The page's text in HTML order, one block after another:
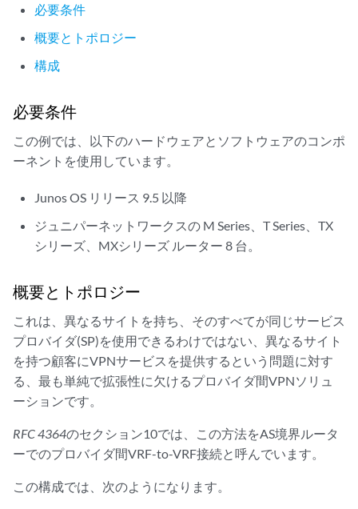
必要条件
概要とトポロジー
構成
必要条件
この例では、以下のハードウェアとソフトウェアのコンポ
ーネントを使用しています。
Junos OS リリース 9.5 以降
ジュニパーネットワークスの M Series、T Series、TX
シリーズ、MXシリーズ ルーター 8 台。
概要とトポロジー
これは、異なるサイトを持ち、そのすべてが同じサービス
プロバイダ(SP)を使用できるわけではない、異なるサイト
を持つ顧客にVPNサービスを提供するという問題に対す
る、最も単純で拡張性に欠けるプロバイダ間VPNソリュ
ーションです。
RFC 4364のセクション10では、この方法をAS境界ルータ
ーでのプロバイダ間VRF-to-VRF接続と呼んでいます。
この構成では、次のようになります。